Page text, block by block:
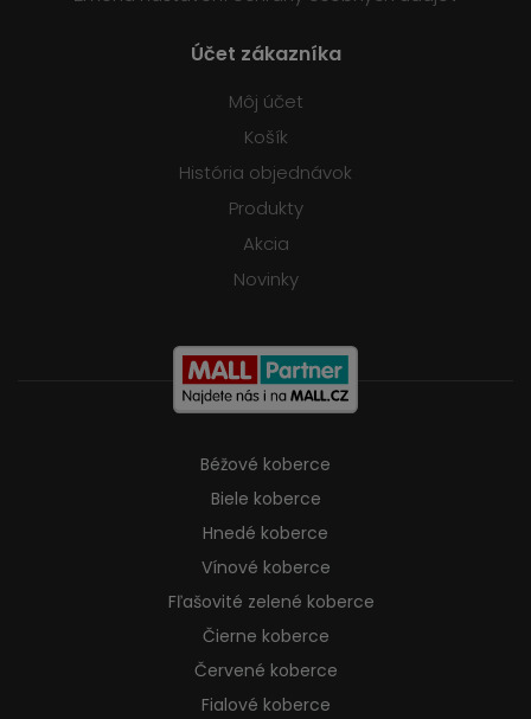
Účet zákazníka
Môj účet
Košík
História objednávok
Produkty
Akcia
Novinky
Béžové koberce
Biele koberce
Hnedé koberce
Vínové koberce
Fľašovité zelené koberce
Čierne koberce
Červené koberce
Fialové koberce